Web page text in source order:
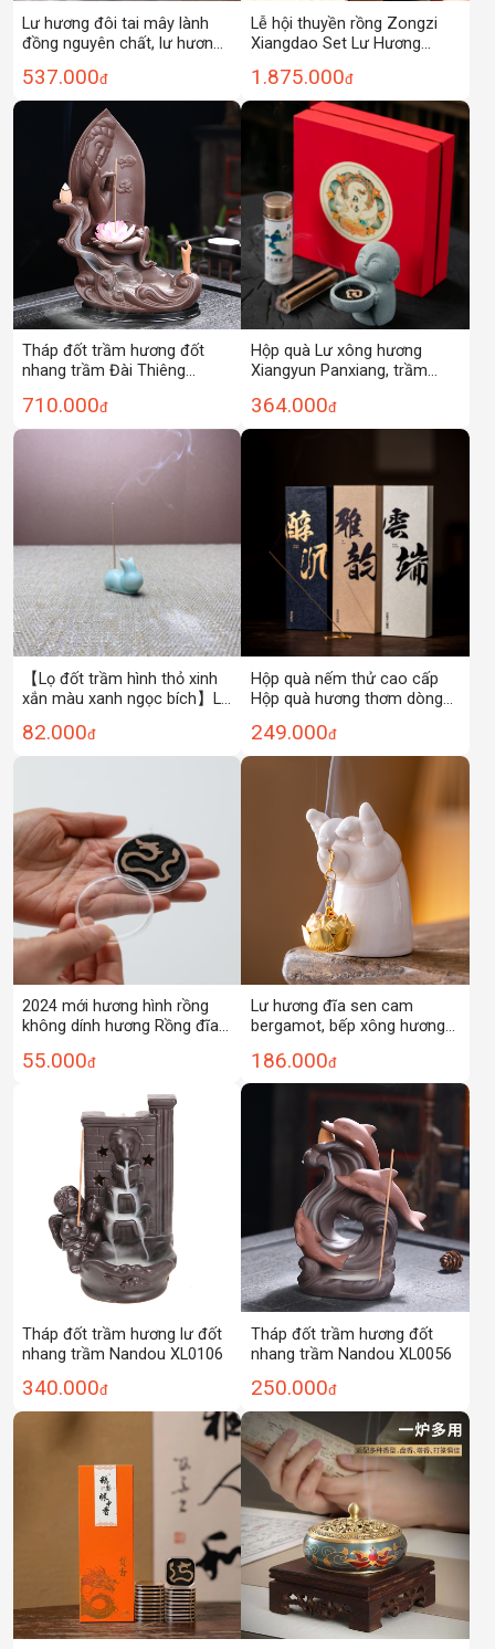
Lư hương đôi tai mây lành
đồng nguyên chất, lư hương
nguyên chất, lư hương, lư
hương, lư hương, lư hương, lư
hương, lư đồng cổ
537.000đ
Lễ hội thuyền rồng Zongzi
Xiangdao Set Lư Hương
đàn hương Lư Hương gia
dụng văn phòng quà Tặng
lưu niệm hộp quà lưu niệm
1.875.000đ
Tháp đốt trầm hương đốt
nhang trầm Đài Thiêng
710.000đ
Hộp quà Lư xông hương
Xiangyun Panxiang, trầm
trong lều, hương trong nhà
và văn phòng, món quà lưu
364.000đ
【Lọ đốt trầm hình thỏ xinh
xắn màu xanh ngọc bích】Lọ
trí thú cưng uống trà, lọ đốt
trầm gốm sứ, máy khuếch
82.000đ
Hộp quà nếm thử cao cấp
Hộp quà hương thơm dòng
Huế Trầm hương đất đỏ Ấn
Độ Gỗ đàn hương Lào Sơn
249.000đ
2024 mới hương hình rồng
không dính hương Rồng đĩa
trầm hương tinh khiết hương
hương hương hình rồng
55.000đ
Lư hương đĩa sen cam
bergamot, bếp xông hương
Trung Quốc, máy xông
hương để bàn phòng trà
186.000đ
Tháp đốt trầm hương lư đốt
nhang trầm Nandou XL0106
340.000đ
Tháp đốt trầm hương đốt
nhang trầm Nandou XL0056
250.000đ